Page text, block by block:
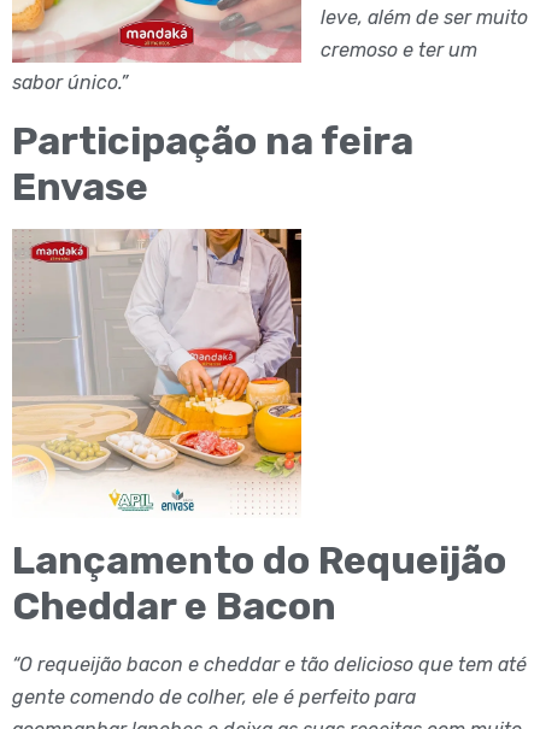
leve, além de ser muito
cremoso e ter um
sabor único.”
Participação na feira
Envase
Lançamento do Requeijão
Cheddar e Bacon
“O requeijão bacon e cheddar e tão delicioso que tem até
gente comendo de colher, ele é perfeito para